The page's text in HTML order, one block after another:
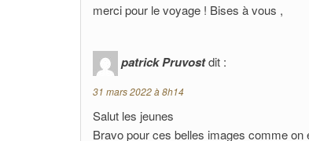
merci pour le voyage ! Bises à vous ,
patrick Pruvostdit :
31 mars 2022 à 8h14
Salut les jeunes
Bravo pour ces belles images comme on